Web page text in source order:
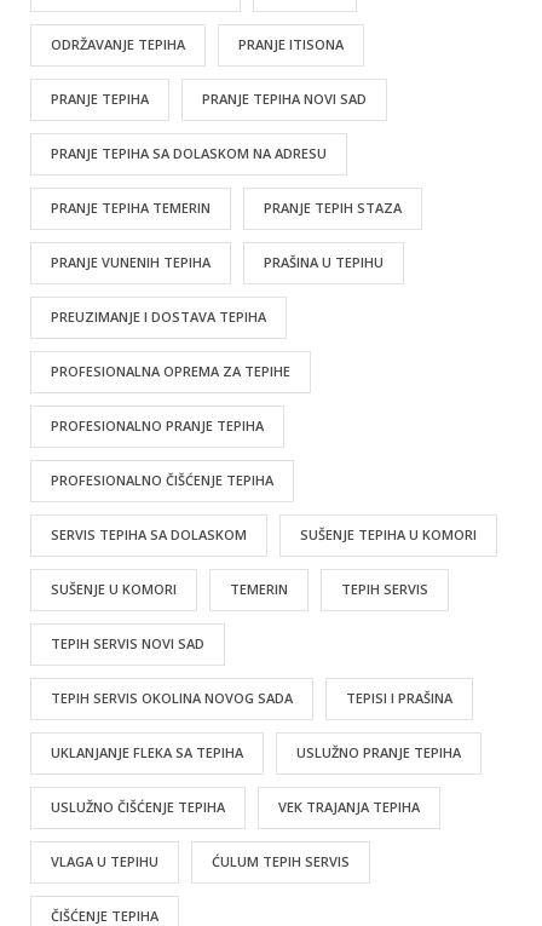
ODRŽAVANJE TEPIHA PRANJE ITISONA
PRANJE TEPIHA PRANJE TEPIHA NOVI SAD
PRANJE TEPIHA SA DOLASKOM NA ADRESU
PRANJE TEPIHA TEMERIN PRANJE TEPIH STAZA
PRANJE VUNENIH TEPIHA PRAŠINA U TEPIHU
PREUZIMANJE I DOSTAVA TEPIHA
PROFESIONALNA OPREMA ZA TEPIHE
PROFESIONALNO PRANJE TEPIHA
PROFESIONALNO ČIŠĆENJE TEPIHA
SERVIS TEPIHA SA DOLASKOM SUŠENJE TEPIHA U KOMORI
SUŠENJE U KOMORI TEMERIN TEPIH SERVIS
TEPIH SERVIS NOVI SAD
TEPIH SERVIS OKOLINA NOVOG SADA TEPISI I PRAŠINA
UKLANJANJE FLEKA SA TEPIHA USLUŽNO PRANJE TEPIHA
USLUŽNO ČIŠĆENJE TEPIHA VEK TRAJANJA TEPIHA
VLAGA U TEPIHU ĆULUM TEPIH SERVIS
ČIŠĆENJE TEPIHA